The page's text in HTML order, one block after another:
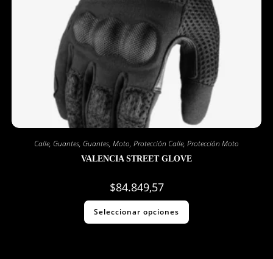
Calle, Guantes, Guantes, Moto, Protección Calle, Protección Moto
VALENCIA STREET GLOVE
$84.849,57
Seleccionar opciones